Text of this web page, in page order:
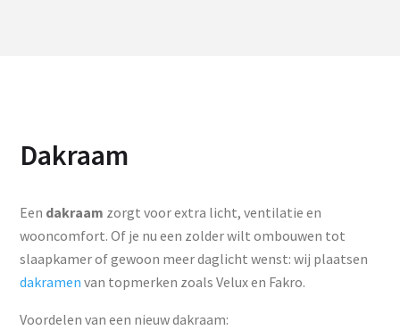
Dakraam
Een dakraam zorgt voor extra licht, ventilatie en
wooncomfort. Of je nu een zolder wilt ombouwen tot
slaapkamer of gewoon meer daglicht wenst: wij plaatsen
dakramen van topmerken zoals Velux en Fakro.
Voordelen van een nieuw dakraam: